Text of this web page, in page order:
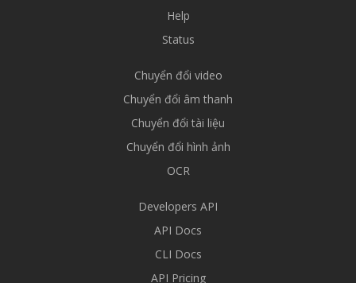
Help
Status
Chuyển đổi video
Chuyển đổi âm thanh
Chuyển đổi tài liệu
Chuyển đổi hình ảnh
OCR
Developers API
API Docs
CLI Docs
API Pricing